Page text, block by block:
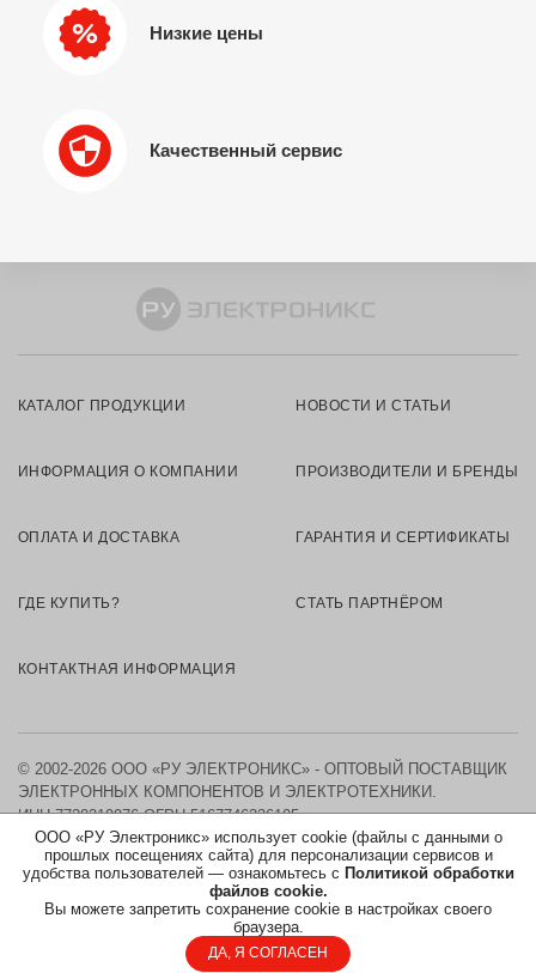
Низкие цены
Качественный сервис
ООО «РУ Электроникс» использует cookie (файлы с данными о
прошлых посещениях сайта) для персонализации сервисов и
удобства пользователей — ознакомьтесь с Политикой обработки
файлов cookie.
Вы можете запретить сохранение cookie в настройках своего
браузера.
ДА, Я СОГЛАСЕН
КАТАЛОГ ПРОДУКЦИИ НОВОСТИ И СТАТЬИ
ИНФОРМАЦИЯ О КОМПАНИИ ПРОИЗВОДИТЕЛИ И БРЕНДЫ
ОПЛАТА И ДОСТАВКА ГАРАНТИЯ И СЕРТИФИКАТЫ
ГДЕ КУПИТЬ? СТАТЬ ПАРТНЁРОМ
КОНТАКТНАЯ ИНФОРМАЦИЯ
© 2002-2026 ООО «РУ ЭЛЕКТРОНИКС» - ОПТОВЫЙ ПОСТАВЩИК
ЭЛЕКТРОННЫХ КОМПОНЕНТОВ И ЭЛЕКТРОТЕХНИКИ.
ИНН 7730219976 ОГРН 5167746326105
КАРТА САЙТА
ПОЛИТИКА ОБРАБОТКИ ПЕРСОНАЛЬНЫХ ДАННЫХ
СОГЛАСИЕ НА ОБРАБОТКУ ПЕРСОНАЛЬНЫХ ДАННЫХ